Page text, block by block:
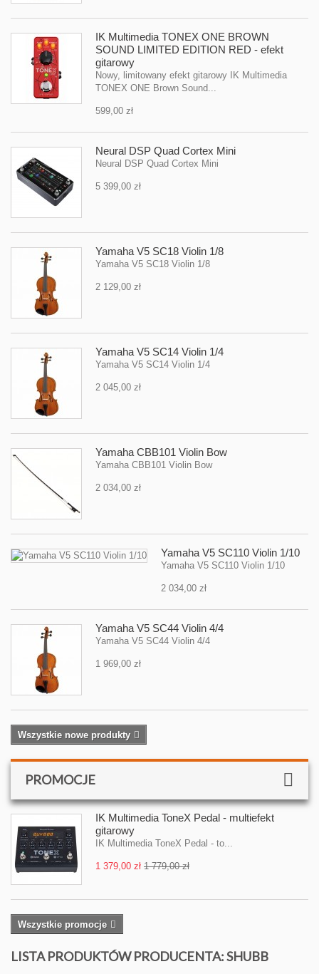
IK Multimedia TONEX ONE BROWN
SOUND LIMITED EDITION RED - efekt
gitarowy
Nowy, limitowany efekt gitarowy IK Multimedia
TONEX ONE Brown Sound...
599,00 zł
Neural DSP Quad Cortex Mini
Neural DSP Quad Cortex Mini
5 399,00 zł
Yamaha V5 SC18 Violin 1/8
Yamaha V5 SC18 Violin 1/8
2 129,00 zł
Yamaha V5 SC14 Violin 1/4
Yamaha V5 SC14 Violin 1/4
2 045,00 zł
Yamaha CBB101 Violin Bow
Yamaha CBB101 Violin Bow
2 034,00 zł
Yamaha V5 SC110 Violin 1/10
Yamaha V5 SC110 Violin 1/10
2 034,00 zł
Yamaha V5 SC44 Violin 4/4
Yamaha V5 SC44 Violin 4/4
1 969,00 zł
Wszystkie nowe produkty
PROMOCJE
IK Multimedia ToneX Pedal - multiefekt
gitarowy
IK Multimedia ToneX Pedal - to...
1 379,00 zł 1 779,00 zł
Wszystkie promocje
LISTA PRODUKTÓW PRODUCENTA: SHUBB